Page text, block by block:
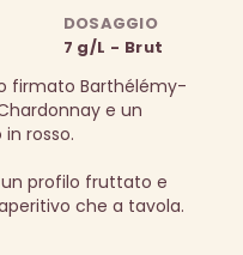
DOSAGGIO
7 g/L - Brut
firmato Barthélémy-
e un
rosso.
un profilo fruttato e
che a tavola.